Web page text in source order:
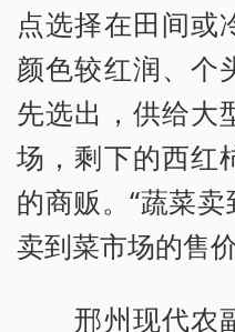
点选择在田间或
颜色较红润、个
先选出，供给大
场，剩下的西红
的商贩。“蔬菜
卖到菜市场的售
邢州现代农